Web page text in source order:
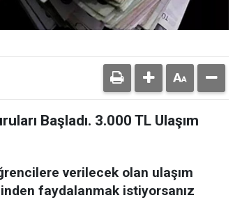
Başladı. 3.000 TL Ulaşım
verilecek olan ulaşım
faydalanmak istiyorsanız